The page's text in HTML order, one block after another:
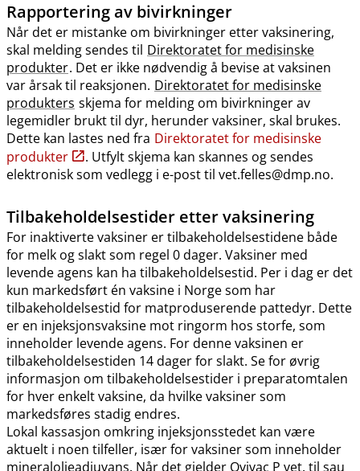
Rapportering av bivirkninger
Når det er mistanke om bivirkninger etter vaksinering,
skal melding sendes til Direktoratet for medisinske
produkter. Det er ikke nødvendig å bevise at vaksinen
var årsak til reaksjonen. Direktoratet for medisinske
produkters skjema for melding om bivirkninger av
legemidler brukt til dyr, herunder vaksiner, skal brukes.
Dette kan lastes ned fra Direktoratet for medisinske
produkter
. Utfylt skjema kan skannes og sendes
elektronisk som vedlegg i e-post til vet.felles@dmp.no.
Tilbakeholdelsestider etter vaksinering
For inaktiverte vaksiner er tilbakeholdelsestidene både
for melk og slakt som regel 0 dager. Vaksiner med
levende agens kan ha tilbakeholdelsestid. Per i dag er det
kun markedsført én vaksine i Norge som har
tilbakeholdelsestid for matproduserende pattedyr. Dette
er en injeksjonsvaksine mot ringorm hos storfe, som
inneholder levende agens. For denne vaksinen er
tilbakeholdelsestiden 14 dager for slakt. Se for øvrig
informasjon om tilbakeholdelsestider i preparatomtalen
for hver enkelt vaksine, da hvilke vaksiner som
markedsføres stadig endres.
Lokal kassasjon omkring injeksjonsstedet kan være
aktuelt i noen tilfeller, især for vaksiner som inneholder
mineraloljeadjuvans. Når det gjelder Ovivac P vet. til sau